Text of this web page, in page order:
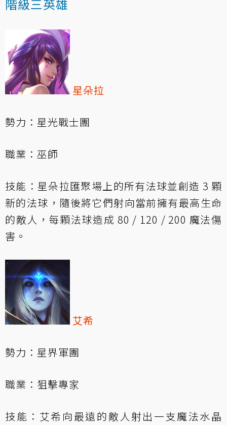
階級三英雄
星朵拉
勢力：星光戰士團
職業：巫師
技能：星朵拉匯聚場上的所有法球並創造 3 顆
新的法球，隨後將它們射向當前擁有最高生命
的敵人，每顆法球造成 80 / 120 / 200 魔法傷
害。
艾希
勢力：星界軍團
職業：狙擊專家
技能：艾希向最遠的敵人射出一支魔法水晶